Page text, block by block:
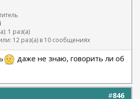
1 раз(а)
12 раз(а) в 10 сообщениях
даже не знаю, говорить ли об
#846